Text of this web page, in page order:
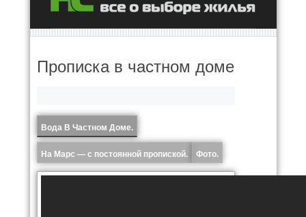
Прописка в частном доме
Вода В Частном Доме.
На Марс — с постоянной пропиской. Фото.